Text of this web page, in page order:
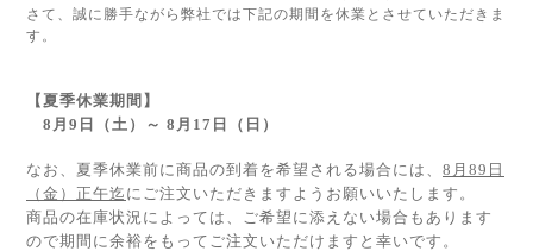
さて、誠に勝手ながら弊社では下記の期間を休業とさせていただきま
す。
【夏季休業期間】
8月9日（土）～ 8月17日（日）
なお、夏季休業前に商品の到着を希望される場合には、 8月89日
（金）正午迄 にご注文いただきますようお願いいたします。
商品の在庫状況によっては、ご希望に添えない場合もあります
ので期間に余裕をもってご注文いただけますと幸いです。